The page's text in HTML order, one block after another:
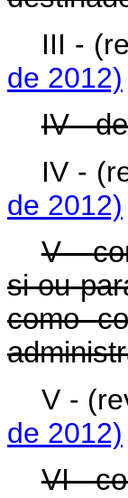
III
de 2012)
IV -
IV
de 2012)
V -
si ou
como
V -
de 2012)
VI -